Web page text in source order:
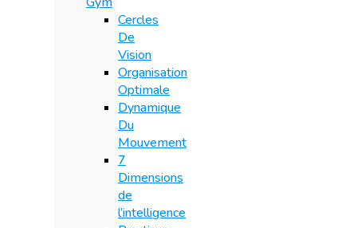
Cercles
De
Vision
Organisation
Optimale
Dynamique
Du
Mouvement
7
Dimensions
de
l’intelligence